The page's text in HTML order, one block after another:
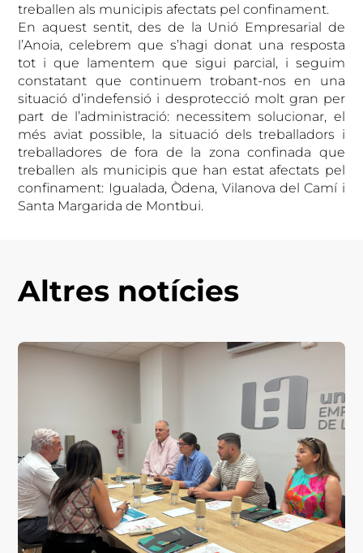
treballen als municipis afectats pel confinament.
En aquest sentit, des de la Unió Empresarial de
l’Anoia, celebrem que s’hagi donat una resposta
tot i que lamentem que sigui parcial, i seguim
constatant que continuem trobant-nos en una
situació d’indefensió i desprotecció molt gran per
part de l’administració: necessitem solucionar, el
més aviat possible, la situació dels treballadors i
treballadores de fora de la zona confinada que
treballen als municipis que han estat afectats pel
confinament: Igualada, Òdena, Vilanova del Camí i
Santa Margarida de Montbui.
Altres notícies